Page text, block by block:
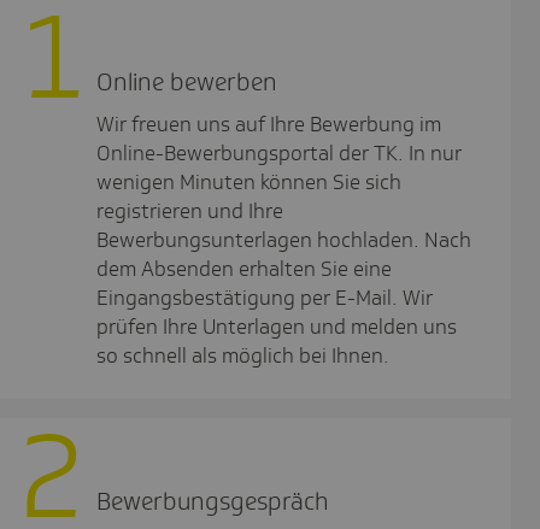
1 Online bewerben
Wir freuen uns auf Ihre Bewerbung im
Online-Bewerbungsportal der TK. In nur
wenigen Minuten können Sie sich
registrieren und Ihre
Bewerbungsunterlagen hochladen. Nach
dem Absenden erhalten Sie eine
Eingangsbestätigung per E-Mail. Wir
prüfen Ihre Unterlagen und melden uns
so schnell als möglich bei Ihnen.
2 Bewer­bungs­ge­spräch